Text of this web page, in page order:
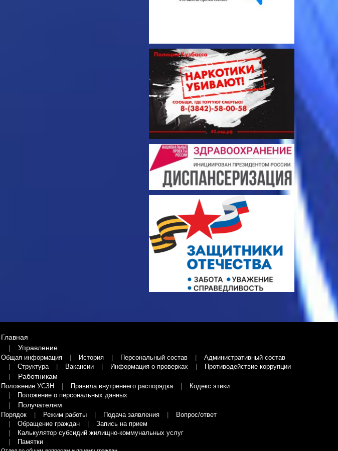
Главная
Управление
Общая информация История Персональный состав
Административный состав
Структура
Вакансии Информация о проверках Противодействие коррупции
Работникам
Положение УСЗН Правила внутреннего распорядка
Кодекс этики
Положение о персональных данных
Получателям
Порядок Режим работы Подача заявления
Вопрос/ответ
Обращение граждан
Запись на прием
Калькулятор субсидий жилищно-коммунальных услуг
Памятки